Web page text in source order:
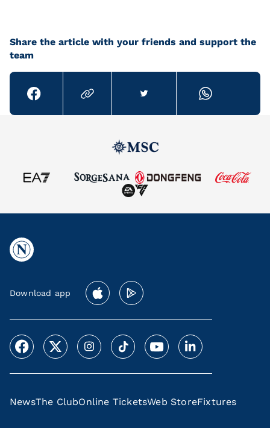
Share the article with your friends and support the
team
Download app
NewsThe ClubOnline TicketsWeb StoreFixtures